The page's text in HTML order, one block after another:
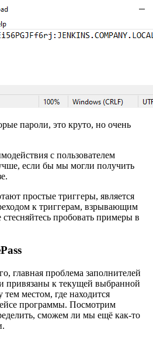
пароли, это круто, но очень
с пользователем
если бы мы могли получить
простые триггеры, является
к триггерам, взрывающим
пробовать примеры в
главная проблема заполнителей
привязаны к текущей выбранной
тем местом, где находится
программы. Посмотрим
сможем ли мы ещё как-то